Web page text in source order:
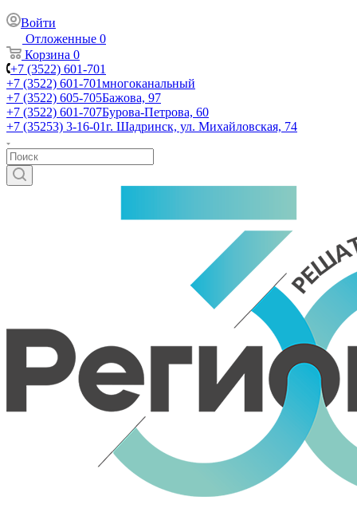
Войти
Отложенные 0
Корзина 0
+7 (3522) 601-701
+7 (3522) 601-701многоканальный
+7 (3522) 605-705Бажова, 97
+7 (3522) 601-707Бурова-Петрова, 60
+7 (35253) 3-16-01г. Шадринск, ул. Михайловская, 74